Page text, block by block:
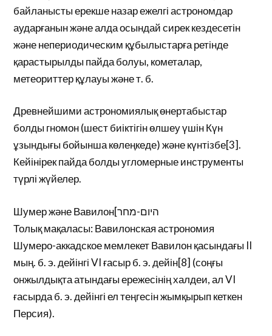
байланысты ерекше назар ежелгі астрономдар
аударғанын және алда осындай сирек кездесетін
және непериодическим құбылыстарға ретінде
қарастырылды пайда болуы, кометалар,
метеориттер құлауы және т. б.
Древнейшими астрономиялық өнертабыстар
болды гномон (шест биіктігін өлшеу үшін Күн
ұзындығы бойынша көлеңкеде) және күнтізбе[3].
Кейінірек пайда болды угломерные инструменты
түрлі жүйелер.
Шумер және Вавилон[היום-מחר
Толық мақаласы: Вавилонская астрономия
Шумеро-аккадское мемлекет Вавилон қасындағы II
мың. б. э. дейінгі VI ғасыр б. э. дейін[8] (соңғы
онжылдықта атындағы ережесінің халдеи, ал VI
ғасырда б. э. дейінгі ел теңгесін жымқырып кеткен
Персия).